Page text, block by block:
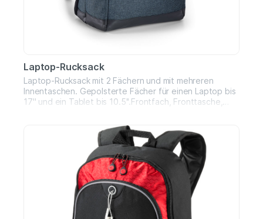
Laptop-Rucksack
Laptop-Rucksack mit 2 Fächern und mit mehreren
Innentaschen. Gepolsterte Fächer für einen Laptop bis
17'' und ein Tablet bis 10.5''.Frontfach, Fronttasche,